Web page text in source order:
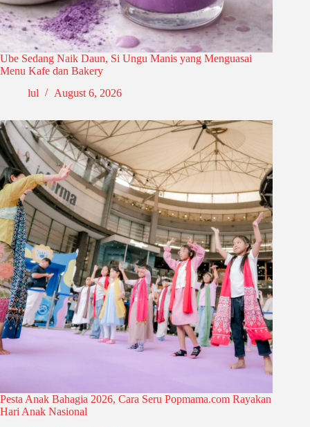
Ube Sedang Naik Daun, Si Ungu Manis yang Menguasai
Menu Kafe dan Bakery
lul
August 6, 2026
Pesta Anak Bahagia 2026, Cara Seru Popmama.com Rayakan
Hari Anak Nasional